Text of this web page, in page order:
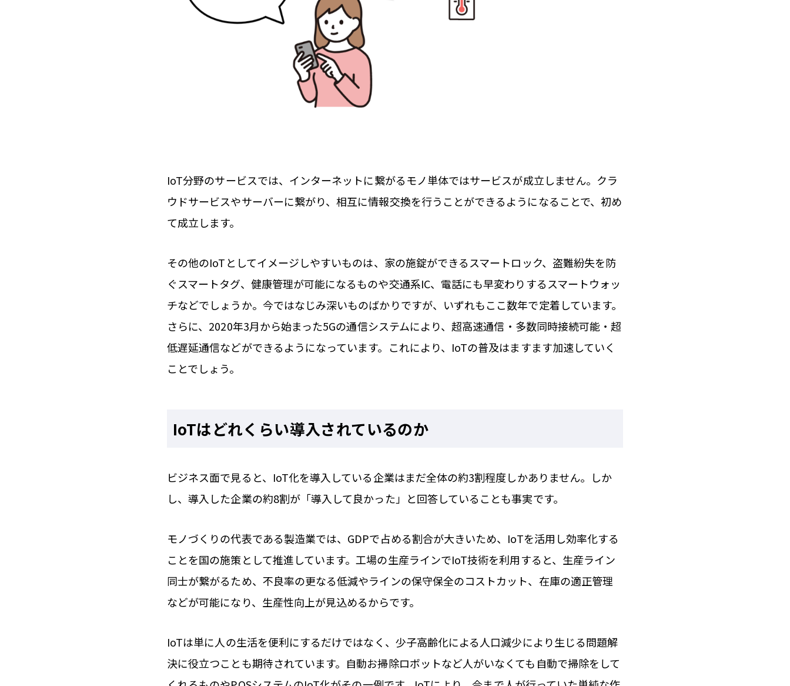
IoT分野のサービスでは、インターネットに繋がるモノ単体ではサービスが成立しません。クラ
ウドサービスやサーバーに繋がり、相互に情報交換を行うことができるようになることで、初め
て成立します。
その他のIoTとしてイメージしやすいものは、家の施錠ができるスマートロック、盗難紛失を防
ぐスマートタグ、健康管理が可能になるものや交通系IC、電話にも早変わりするスマートウォッ
チなどでしょうか。今ではなじみ深いものばかりですが、いずれもここ数年で定着しています。
さらに、2020年3月から始まった5Gの通信システムにより、超高速通信・多数同時接続可能・超
低遅延通信などができるようになっています。これにより、IoTの普及はますます加速していく
ことでしょう。
IoTはどれくらい導入されているのか
ビジネス面で見ると、IoT化を導入している企業はまだ全体の約3割程度しかありません。しか
し、導入した企業の約8割が「導入して良かった」と回答していることも事実です。
モノづくりの代表である製造業では、GDPで占める割合が大きいため、IoTを活用し効率化する
ことを国の施策として推進しています。工場の生産ラインでIoT技術を利用すると、生産ライン
同士が繋がるため、不良率の更なる低減やラインの保守保全のコストカット、在庫の適正管理
などが可能になり、生産性向上が見込めるからです。
IoTは単に人の生活を便利にするだけではなく、少子高齢化による人口減少により生じる問題解
決に役立つことも期待されています。自動お掃除ロボットなど人がいなくても自動で掃除をして